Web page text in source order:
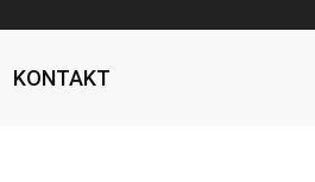
KONTAKT